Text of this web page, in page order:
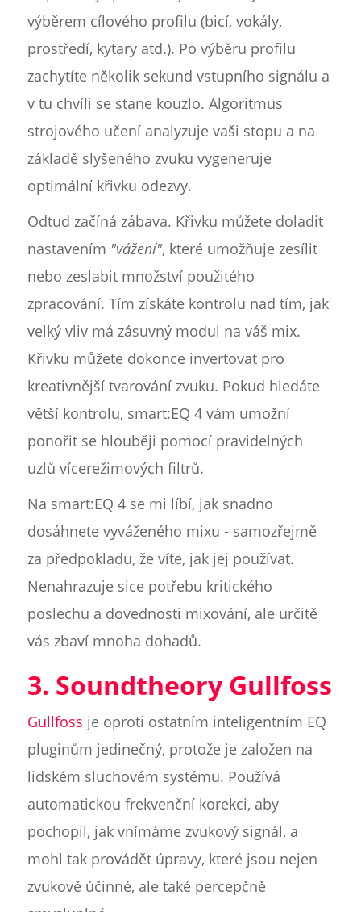
výběrem cílového profilu (bicí, vokály,
prostředí, kytary atd.). Po výběru profilu
zachytíte několik sekund vstupního signálu a
v tu chvíli se stane kouzlo. Algoritmus
strojového učení analyzuje vaši stopu a na
základě slyšeného zvuku vygeneruje
optimální křivku odezvy.
Odtud začíná zábava. Křivku můžete doladit
nastavením "vážení", které umožňuje zesílit
nebo zeslabit množství použitého
zpracování. Tím získáte kontrolu nad tím, jak
velký vliv má zásuvný modul na váš mix.
Křivku můžete dokonce invertovat pro
kreativnější tvarování zvuku. Pokud hledáte
větší kontrolu, smart:EQ 4 vám umožní
ponořit se hlouběji pomocí pravidelných
uzlů vícerežimových filtrů.
Na smart:EQ 4 se mi líbí, jak snadno
dosáhnete vyváženého mixu - samozřejmě
za předpokladu, že víte, jak jej používat.
Nenahrazuje sice potřebu kritického
poslechu a dovednosti mixování, ale určitě
vás zbaví mnoha dohadů.
3. Soundtheory Gullfoss
Gullfoss je oproti ostatním inteligentním EQ
pluginům jedinečný, protože je založen na
lidském sluchovém systému. Používá
automatickou frekvenční korekci, aby
pochopil, jak vnímáme zvukový signál, a
mohl tak provádět úpravy, které jsou nejen
zvukově účinné, ale také percepčně